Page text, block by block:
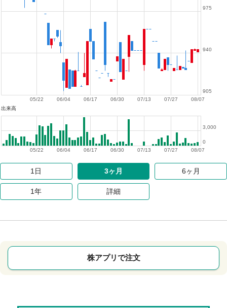
08/07
07/27
07/13
06/30
06/17
06/04
05/22
905
940
975
出来高
08/07
07/27
07/13
06/30
06/17
06/04
05/22
0
3,000
1日 3ヶ月 6ヶ月
1年 詳細
株アプリで注文